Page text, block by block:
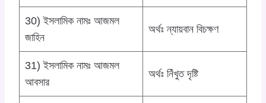
30) ইসলামিক নামঃ আজমল
জাহিন
অর্থঃ ন্যায়বান বিচক্ষণ
31) ইসলামিক নামঃ আজমল
আবসার
অর্থঃ নিঁখুত দৃষ্টি